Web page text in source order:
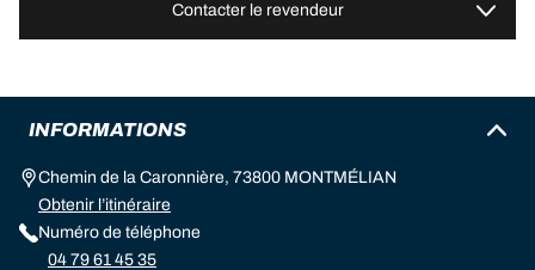
Contacter le revendeur
INFORMATIONS
Chemin de la Caronnière, 73800 MONTMÉLIAN
Obtenir l’itinéraire
Numéro de téléphone
04 79 61 45 35